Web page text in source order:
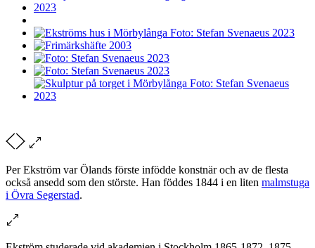
Per Ekström var Ölands förste infödde konstnär och av de flesta
också ansedd som den störste. Han föddes 1844 i en liten malmstuga
i Övra Segerstad.